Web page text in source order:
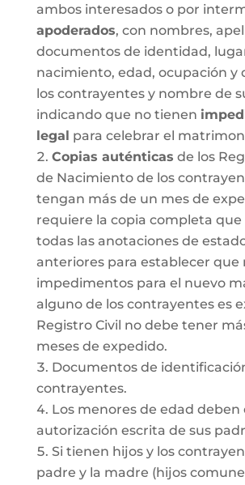
ambos interesados o por
apoderados, con nombres,
documentos de identidad,
nacimiento, edad, ocupación y
los contrayentes y nombre de
indicando que no tienen
legal para celebrar el
Copias auténticas de los
de Nacimiento de los
tengan más de un mes de
requiere la copia completa que
todas las anotaciones de
anteriores para establecer que
impedimentos para el nuevo
alguno de los contrayentes es
Registro Civil no debe tener
meses de expedido.
Documentos de
contrayentes.
Los menores de edad
autorización escrita de sus
Si tienen hijos y los
padre y la madre (hijos